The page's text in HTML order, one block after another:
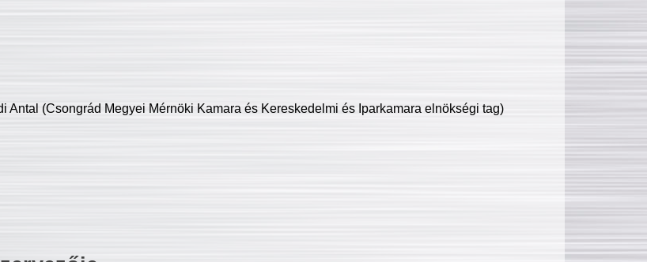
Antal (Csongrád Megyei Mérnöki Kamara és Kereskedelmi és Iparkamara elnökségi tag)